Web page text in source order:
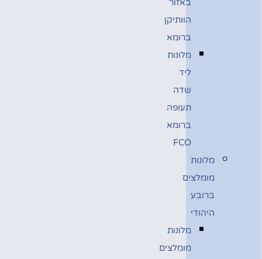
באזור
הוותיקן
ברומא
מלונות
ליד
שדה
תעופה
ברומא
FCO
מלונות
מומלצים
ברובע
היהודי
מלונות
מומלצים